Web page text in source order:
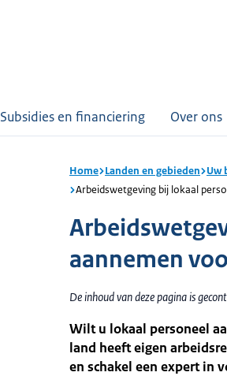
Subsidies en financiering Over ons
Home Landen en gebieden Uw
Arbeidswetgeving bij lokaal
aannemen
De inhoud van deze pagina is
Wilt u lokaal personeel
land heeft eigen
en schakel een expert in